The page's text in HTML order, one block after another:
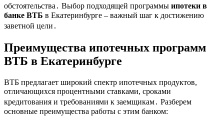
обстоятельства․ Выбор подходящей программы ипотеки в
банке ВТБ в Екатеринбурге – важный шаг к достижению
заветной цели․
Преимущества ипотечных программ
ВТБ в Екатеринбурге
ВТБ предлагает широкий спектр ипотечных продуктов,
отличающихся процентными ставками, сроками
кредитования и требованиями к заемщикам․ Разберем
основные преимущества работы с этим банком: